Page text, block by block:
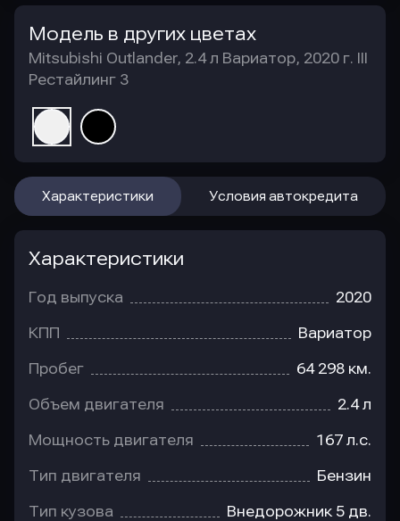
Модель в других цветах
Mitsubishi Outlander, 2.4 л Вариатор, 2020 г. III
Рестайлинг 3
Характеристики Условия автокредита
Характеристики
Год выпуска 2020
КПП Вариатор
Пробег 64 298 км.
Объем двигателя 2.4 л
Мощность двигателя 167 л.с.
Тип двигателя Бензин
Тип кузова Внедорожник 5 дв.